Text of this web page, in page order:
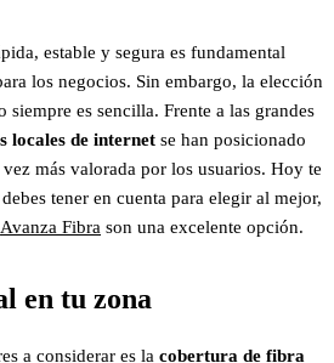
estable y segura es fundamental
los negocios. Sin embargo, la elección
siempre es sencilla. Frente a las grandes
locales de internet se han posicionado
más valorada por los usuarios. Hoy te
tener en cuenta para elegir al mejor,
Avanza Fibra son una excelente opción.
en tu zona
a considerar es la cobertura de fibra